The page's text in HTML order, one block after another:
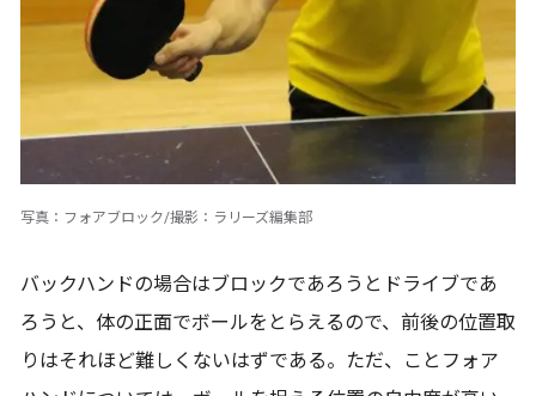
写真：フォアブロック/撮影：ラリーズ編集部
バックハンドの場合はブロックであろうとドライブであ
ろうと、体の正面でボールをとらえるので、前後の位置取
りはそれほど難しくないはずである。ただ、ことフォア